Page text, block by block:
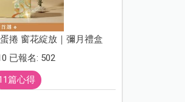
捲 窗花綻放｜彌月禮盒
已報名: 502
篇心得